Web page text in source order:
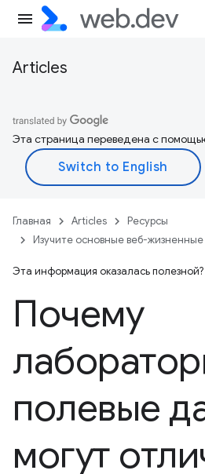
Articles
Эта страница переведена с
Главная Articles
Ресурсы
Изучите основные веб-жизненные
Эта информация оказалась полезной?
Почему
полевые
могут